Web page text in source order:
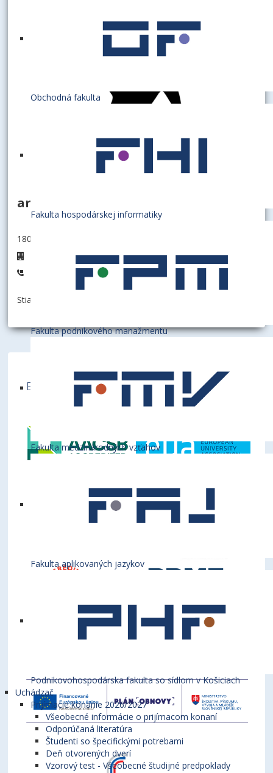
Obchodná fakulta
Fakulta hospodárskej informatiky
Fakulta podnikového manažmentu
Fakulta medzinárodných vzťahov
Fakulta aplikovaných jazykov
Podnikovohospodárska fakulta so sídlom v Košiciach
Uchádzač
Prijímacie konanie 2026/2027
Všeobecné informácie o prijímacom konaní
Odporúčaná literatúra
Študenti so špecifickými potrebami
Deň otvorených dverí
Vzorový test - Všeobecné študijné predpoklady
archivár
180090 - Archív EUBA
Budova archívu
Stiahnuť informáciu ako:
Ekonomická univerzita v Bratislave je členom
týchto medzinárodných inštitúcií